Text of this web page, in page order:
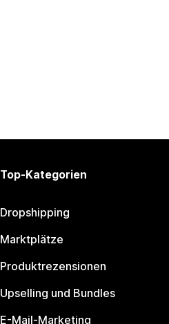
Top-Kategorien
Dropshipping
Marktplätze
Produktrezensionen
Upselling und Bundles
E-Mail-Marketing